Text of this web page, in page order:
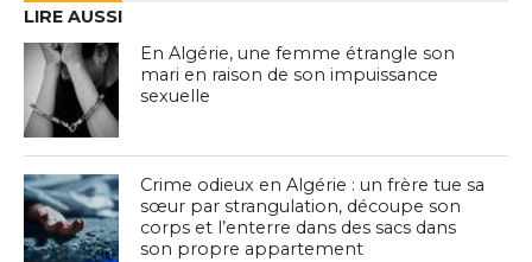
LIRE AUSSI
En Algérie, une femme étrangle son
mari en raison de son impuissance
sexuelle
Crime odieux en Algérie : un frère tue sa
sœur par strangulation, découpe son
corps et l’enterre dans des sacs dans
son propre appartement